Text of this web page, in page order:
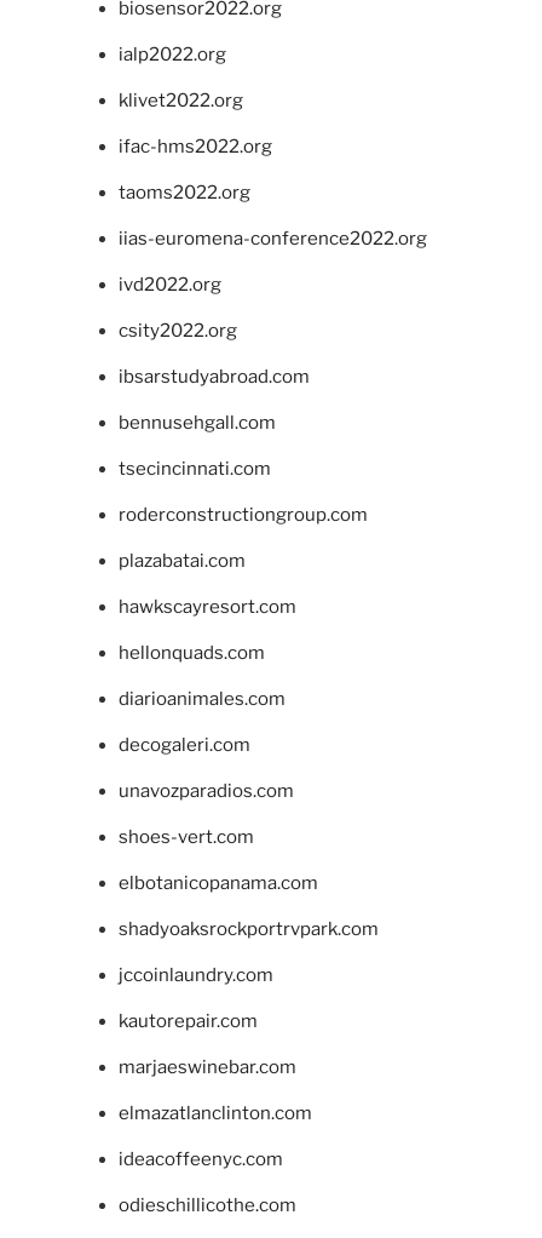
biosensor2022.org
ialp2022.org
klivet2022.org
ifac-hms2022.org
taoms2022.org
iias-euromena-conference2022.org
ivd2022.org
csity2022.org
ibsarstudyabroad.com
bennusehgall.com
tsecincinnati.com
roderconstructiongroup.com
plazabatai.com
hawkscayresort.com
hellonquads.com
diarioanimales.com
decogaleri.com
unavozparadios.com
shoes-vert.com
elbotanicopanama.com
shadyoaksrockportrvpark.com
jccoinlaundry.com
kautorepair.com
marjaeswinebar.com
elmazatlanclinton.com
ideacoffeenyc.com
odieschillicothe.com